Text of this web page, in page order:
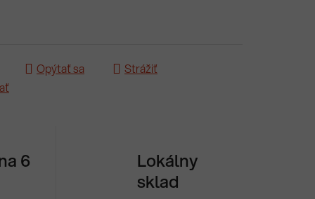
Opýtať sa
Strážiť
6
Lokálny
sklad